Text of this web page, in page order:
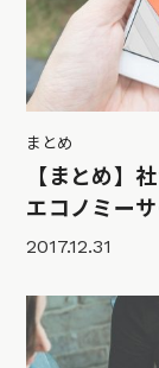
まとめ
【まとめ】
エコノミー
2017.12.31